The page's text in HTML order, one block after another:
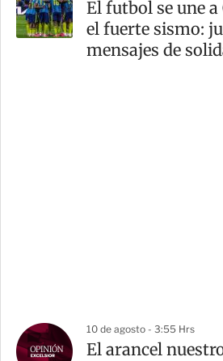
El futbol se une
el fuerte sismo:
mensajes de
10 de agosto - 3:55 Hrs
El arancel